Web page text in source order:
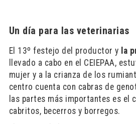
Un día para las veterinarias
El 13º festejo del productor y la
llevado a cabo en el CEIEPAA,
mujer y a la crianza de los
centro cuenta con cabras de
las partes más importantes es el
cabritos, becerros y borregos.